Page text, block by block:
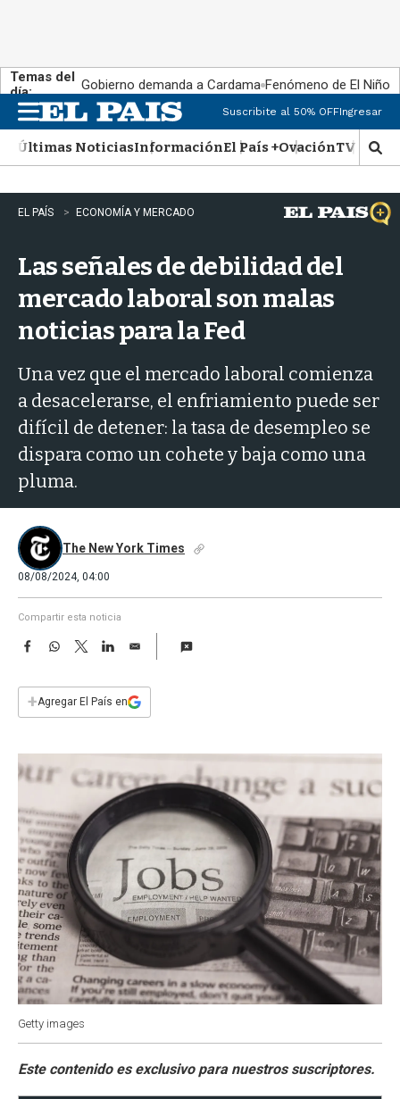
Temas del
día:
Gobierno demanda a Cardama Fenómeno de El Niño
n
u
Suscribite al 50% OFFIngresar
Últimas NoticiasInformaciónEl País +OvaciónTV Show
M
o
s
t
r
a
EL PAÍS ECONOMÍA Y MERCADO
Las señales de debilidad del
mercado laboral son malas
noticias para la Fed
Una vez que el mercado laboral comienza
a desacelerarse, el enfriamiento puede ser
difícil de detener: la tasa de desempleo se
dispara como un cohete y baja como una
pluma.
The New York Times
08/08/2024, 04:00
Compartir esta noticia
F
e
b
k
W
s
p
T
w
t
L
E
i
l
+Agregar El País en
Getty images